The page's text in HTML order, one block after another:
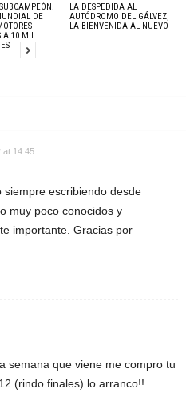
DE
A 10 MIL
LA DESPEDIDA AL
AUTÓDROMO DEL GÁLVEZ,
LA BIENVENIDA AL NUEVO
at 14:45
siempre escribiendo desde
muy poco conocidos y
importante. Gracias por
semana que viene me compro tu
(rindo finales) lo arranco!!